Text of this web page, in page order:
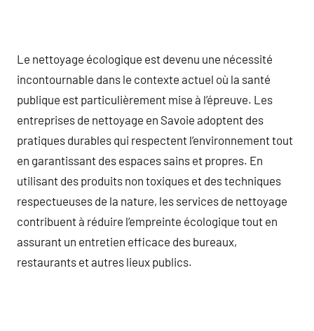
Le nettoyage écologique est devenu une nécessité
incontournable dans le contexte actuel où la santé
publique est particulièrement mise à l’épreuve. Les
entreprises de nettoyage en Savoie adoptent des
pratiques durables qui respectent l’environnement tout
en garantissant des espaces sains et propres. En
utilisant des produits non toxiques et des techniques
respectueuses de la nature, les services de nettoyage
contribuent à réduire l’empreinte écologique tout en
assurant un entretien efficace des bureaux,
restaurants et autres lieux publics.